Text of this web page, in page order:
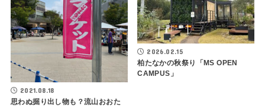
2021.08.18
思わぬ掘り出し物も？流山おおた
2026.02.15
柏たなかの秋祭り「MS OPEN
CAMPUS」